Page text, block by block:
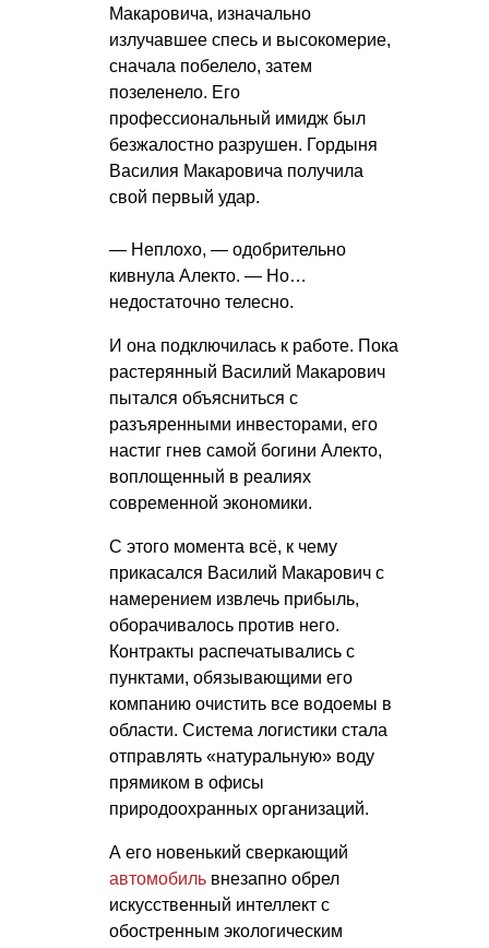
Макаровича, изначально
излучавшее спесь и высокомерие,
сначала побелело, затем
позеленело. Его
профессиональный имидж был
безжалостно разрушен. Гордыня
Василия Макаровича получила
свой первый удар.
— Неплохо, — одобрительно
кивнула Алекто. — Но…
недостаточно телесно.
И она подключилась к работе. Пока
растерянный Василий Макарович
пытался объясниться с
разъяренными инвесторами, его
настиг гнев самой богини Алекто,
воплощенный в реалиях
современной экономики.
С этого момента всё, к чему
прикасался Василий Макарович с
намерением извлечь прибыль,
оборачивалось против него.
Контракты распечатывались с
пунктами, обязывающими его
компанию очистить все водоемы в
области. Система логистики стала
отправлять «натуральную» воду
прямиком в офисы
природоохранных организаций.
А его новенький сверкающий
автомобиль внезапно обрел
искусственный интеллект с
обостренным экологическим